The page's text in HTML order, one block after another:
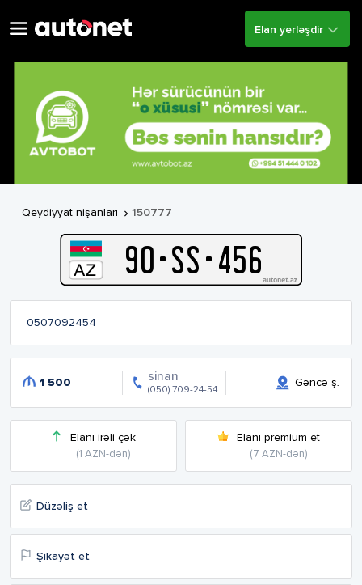
Elan yerləşdir
Qeydiyyat nişanları  150777
90-SS-456
0507092454
1 500 sinan
(050) 709-24-54
Gəncə ş.
Elanı irəli çək
(1 AZN-dən)
Elanı premium et
(7 AZN-dən)
Düzəliş et
Şikayət et